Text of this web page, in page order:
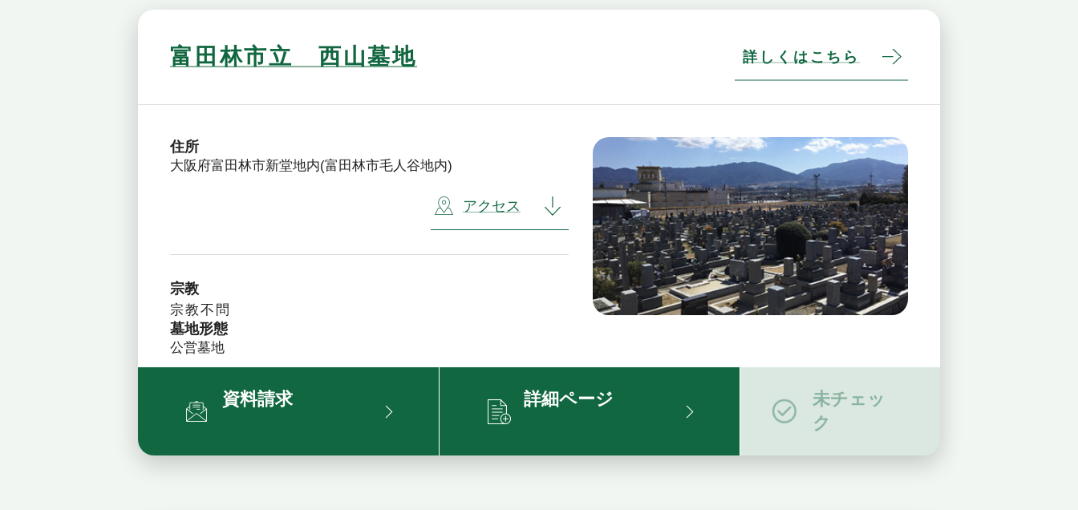
富田林市立 西山墓地 詳しくはこちら
住所
大阪府富田林市新堂地内(富田林市毛人谷地内)
アクセス
宗教
宗教不問
墓地形態
公営墓地
資料請求 詳細ページ
未チェッ
ク